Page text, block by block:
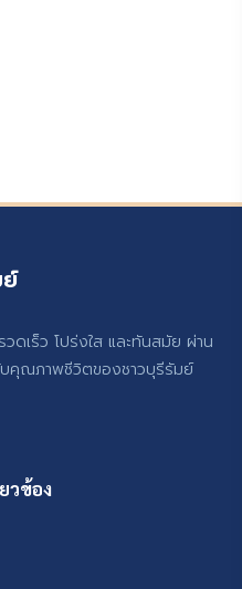
ดเร็ว โปร่งใส และทันสมัย ผ่าน
คุณภาพชีวิตของชาวบุรีรัมย์
วข้อง